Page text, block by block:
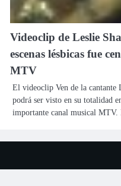
Videoclip de Leslie
escenas lésbicas fue
MTV
El videoclip Ven de la cantante
podrá ser visto en su totalidad
importante canal musical MTV.